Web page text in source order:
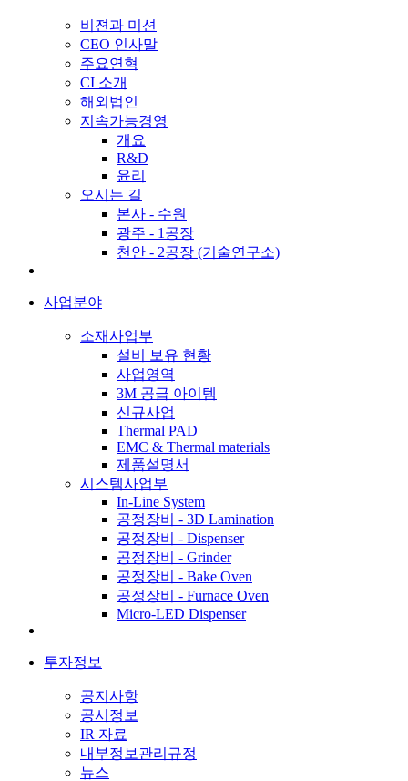
비젼과 미션
CEO 인사말
주요연혁
CI 소개
해외법인
지속가능경영
개요
R&D
윤리
오시는 길
본사 - 수원
광주 - 1공장
천안 - 2공장 (기술연구소)
사업분야
소재사업부
설비 보유 현황
사업영역
3M 공급 아이템
신규사업
Thermal PAD
EMC & Thermal materials
제품설명서
시스템사업부
In-Line System
공정장비 - 3D Lamination
공정장비 - Dispenser
공정장비 - Grinder
공정장비 - Bake Oven
공정장비 - Furnace Oven
Micro-LED Dispenser
투자정보
공지사항
공시정보
IR 자료
내부정보관리규정
뉴스